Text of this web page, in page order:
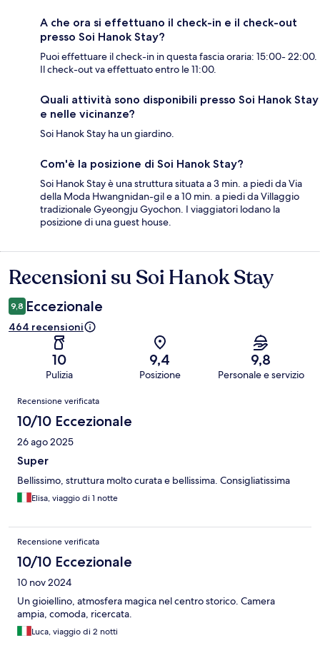
A che ora si effettuano il check-in e il check-out
presso Soi Hanok Stay?
Puoi effettuare il check-in in questa fascia oraria: 15:00- 22:00.
Il check-out va effettuato entro le 11:00.
Quali attività sono disponibili presso Soi Hanok Stay
e nelle vicinanze?
Soi Hanok Stay ha un giardino.
Com'è la posizione di Soi Hanok Stay?
Soi Hanok Stay è una struttura situata a 3 min. a piedi da Via
della Moda Hwangnidan-gil e a 10 min. a piedi da Villaggio
tradizionale Gyeongju Gyochon. I viaggiatori lodano la
posizione di una guest house.
Recensioni
Recensioni su Soi Hanok Stay
9,8 Eccezionale
464 recensioni
10
Pulizia
9,4
Posizione
9,8
Personale e servizio
Recensioni
Recensione verificata
10/10 Eccezionale
26 ago 2025
Super
Bellissimo, struttura molto curata e bellissima. Consigliatissima
Elisa, viaggio di 1 notte
Recensione verificata
10/10 Eccezionale
10 nov 2024
Un gioiellino, atmosfera magica nel centro storico. Camera
ampia, comoda, ricercata.
Luca, viaggio di 2 notti